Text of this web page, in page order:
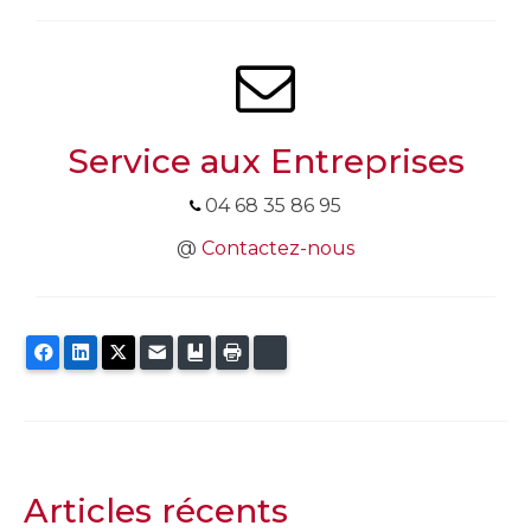
Service aux Entreprises
04 68 35 86 95
@ Contactez-nous
FacebookLinkedInTwitter
E-mail Ajouter aux favoris
Articles récents